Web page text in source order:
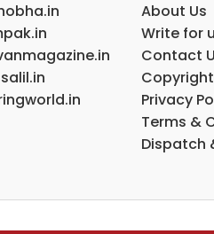
About Us
Write for
Contact
Privacy
Terms &
Dispatch